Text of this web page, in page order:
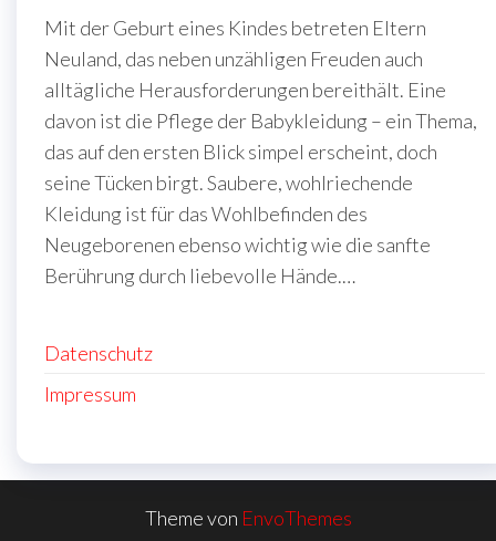
Mit der Geburt eines Kindes betreten Eltern
Neuland, das neben unzähligen Freuden auch
alltägliche Herausforderungen bereithält. Eine
davon ist die Pflege der Babykleidung – ein Thema,
das auf den ersten Blick simpel erscheint, doch
seine Tücken birgt. Saubere, wohlriechende
Kleidung ist für das Wohlbefinden des
Neugeborenen ebenso wichtig wie die sanfte
Berührung durch liebevolle Hände.…
Datenschutz
Impressum
Theme von EnvoThemes